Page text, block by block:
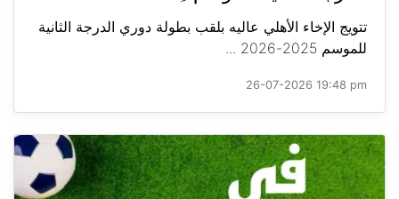
تتويج الإخاء الأهلي عاليه بلقب بطولة دوري الدرجة الثانية
للموسم 2025-2026 ...
26-07-2026 19:48 pm